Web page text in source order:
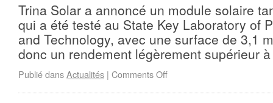
Trina Solar a annoncé un module solaire
qui a été testé au State Key Laboratory of
and Technology, avec une surface de 3,1
donc un rendement légèrement supérieur
Publié dansActualités | Comments Off